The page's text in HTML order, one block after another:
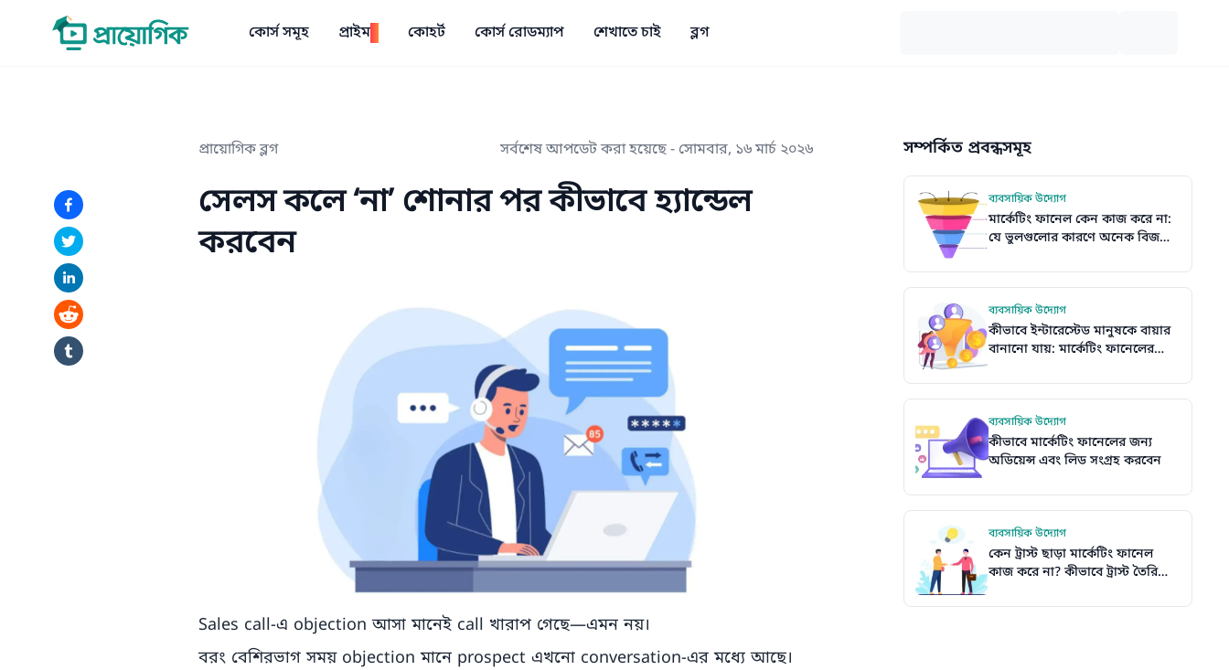
কোর্স সমূহ প্রাইম কোহর্ট কোর্স রোডম্যাপ শেখাতে চাই ব্লগ
প্রায়োগিক ব্লগ সর্বশেষ আপডেট করা হয়েছে - সোমবার, ১৬ মার্চ ২০২৬
সেলস কলে ‘না’ শোনার পর কীভাবে হ্যান্ডেল
করবেন
Sales call-এ objection আসা মানেই call খারাপ গেছে—এমন নয়।
বরং বেশিরভাগ সময় objection মানে prospect এখনো conversation-এর মধ্যে আছে।
সম্পর্কিত প্রবন্ধসমূহ
ব্যবসায়িক উদ্যোগ
মার্কেটিং ফানেল কেন কাজ করে না:
যে ভুলগুলোর কারণে অনেক বিজনেস
ব্যবসায়িক উদ্যোগ
কীভাবে ইন্টারেস্টেড মানুষকে বায়ার
বানানো যায়: মার্কেটিং ফানেলের
ব্যবসায়িক উদ্যোগ
কীভাবে মার্কেটিং ফানেলের জন্য
অডিয়েন্স এবং লিড সংগ্রহ করবেন
ব্যবসায়িক উদ্যোগ
কেন ট্রাস্ট ছাড়া মার্কেটিং ফানেল
কাজ করে না? কীভাবে ট্রাস্ট তৈরি